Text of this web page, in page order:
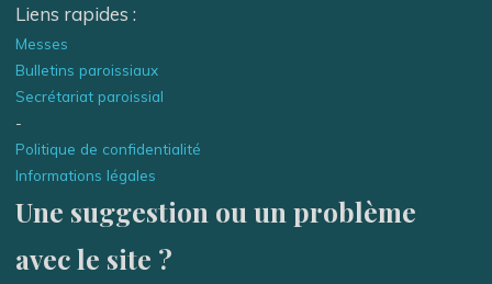
Liens rapides :
Messes
Bulletins paroissiaux
Secrétariat paroissial
-
Politique de confidentialité
Informations légales
Une suggestion ou un problème
avec le site ?